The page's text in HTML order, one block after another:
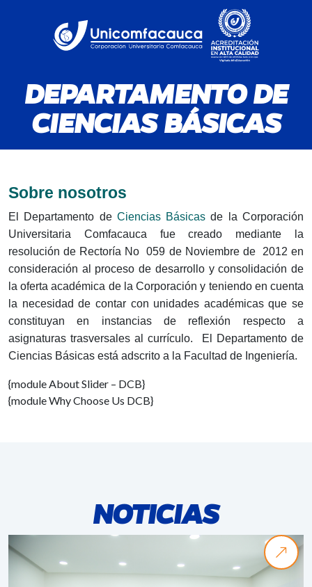
DEPARTAMENTO DE
CIENCIAS BÁSICAS
Sobre nosotros
El Departamento de Ciencias Básicas de la Corporación
Universitaria Comfacauca fue creado mediante la
resolución de Rectoría No 059 de Noviembre de 2012 en
consideración al proceso de desarrollo y consolidación de
la oferta académica de la Corporación y teniendo en cuenta
la necesidad de contar con unidades académicas que se
constituyan en instancias de reflexión respecto a
asignaturas trasversales al currículo. El Departamento de
Ciencias Básicas está adscrito a la Facultad de Ingeniería.
{module About Slider – DCB}
{module Why Choose Us DCB}
NOTICIAS